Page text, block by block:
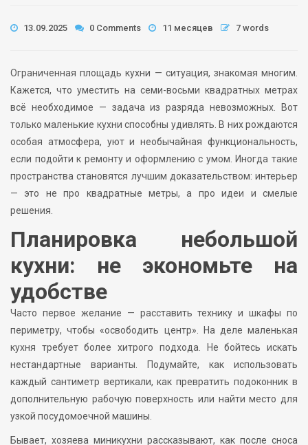
13.09.2025 0 Comments 11 месяцев 7 words
Ограниченная площадь кухни — ситуация, знакомая многим.
Кажется, что уместить на семи-восьми квадратных метрах
всё необходимое — задача из разряда невозможных. Вот
только маленькие кухни способны удивлять. В них рождаются
особая атмосфера, уют и необычайная функциональность,
если подойти к ремонту и оформлению с умом. Иногда такие
пространства становятся лучшим доказательством: интерьер
— это не про квадратные метры, а про идеи и смелые
решения.
Планировка небольшой
кухни: не экономьте на
удобстве
Часто первое желание — расставить технику и шкафы по
периметру, чтобы «освободить центр». На деле маленькая
кухня требует более хитрого подхода. Не бойтесь искать
нестандартные варианты. Подумайте, как использовать
каждый сантиметр вертикали, как превратить подоконник в
дополнительную рабочую поверхность или найти место для
узкой посудомоечной машины.
Бывает, хозяева миникухни рассказывают, как после сноса